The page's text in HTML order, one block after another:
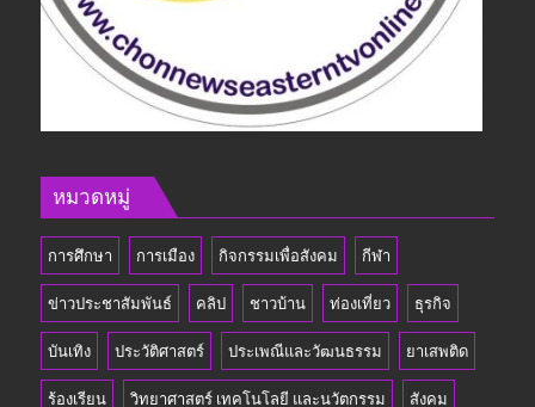
หมวดหมู่
การศึกษา การเมือง กิจกรรมเพื่อสังคม กีฬา
ข่าวประชาสัมพันธ์ คลิป ชาวบ้าน ท่องเที่ยว ธุรกิจ
บันเทิง ประวัติศาสตร์ ประเพณีและวัฒนธรรม ยาเสพติด
ร้องเรียน วิทยาศาสตร์ เทคโนโลยี และนวัตกรรม สังคม